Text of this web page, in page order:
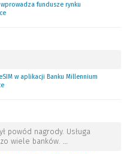
fundusze rynku
w aplikacji Banku Millennium
powód nagrody. Usługa
wiele banków. …